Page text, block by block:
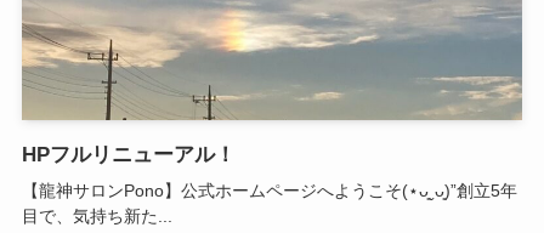
HPフルリニューアル！
【龍神サロンPono】公式ホームページへようこそ(⋆ᴗ͈ˬᴗ͈)”創立5年
目で、気持ち新た...